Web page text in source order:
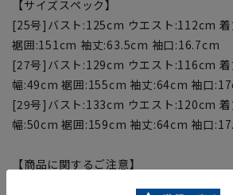
【サイズスペック】
[25号]バスト:125cm ウエスト:112cm
裾囲:151cm 袖丈:63.5cm 袖口:16.7cm
[27号]バスト:129cm ウエスト:116cm
幅:49cm 裾囲:155cm 袖丈:64cm 袖口
[29号]バスト:133cm ウエスト:120cm
幅:50cm 裾囲:159cm 袖丈:64cm 袖口
【商品に関するご注意】